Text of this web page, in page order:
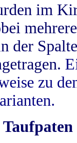
im
der
zu